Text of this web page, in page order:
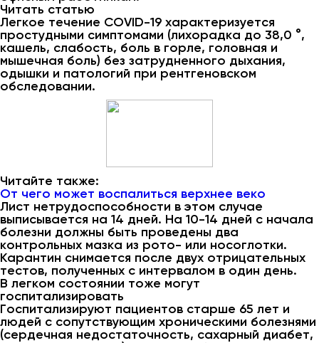
Читать статью
Легкое течение COVID-19 характеризуется
простудными симптомами (лихорадка до 38,0 °,
кашель, слабость, боль в горле, головная и
мышечная боль) без затрудненного дыхания,
одышки и патологий при рентгеновском
обследовании.
Читайте также:
От чего может воспалиться верхнее веко
Лист нетрудоспособности в этом случае
выписывается на 14 дней. На 10-14 дней с начала
болезни должны быть проведены два
контрольных мазка из рото- или носоглотки.
Карантин снимается после двух отрицательных
тестов, полученных с интервалом в один день.
В легком состоянии тоже могут
госпитализировать
Госпитализируют пациентов старше 65 лет и
людей с сопутствующим хроническими болезнями
(сердечная недостаточность, сахарный диабет,